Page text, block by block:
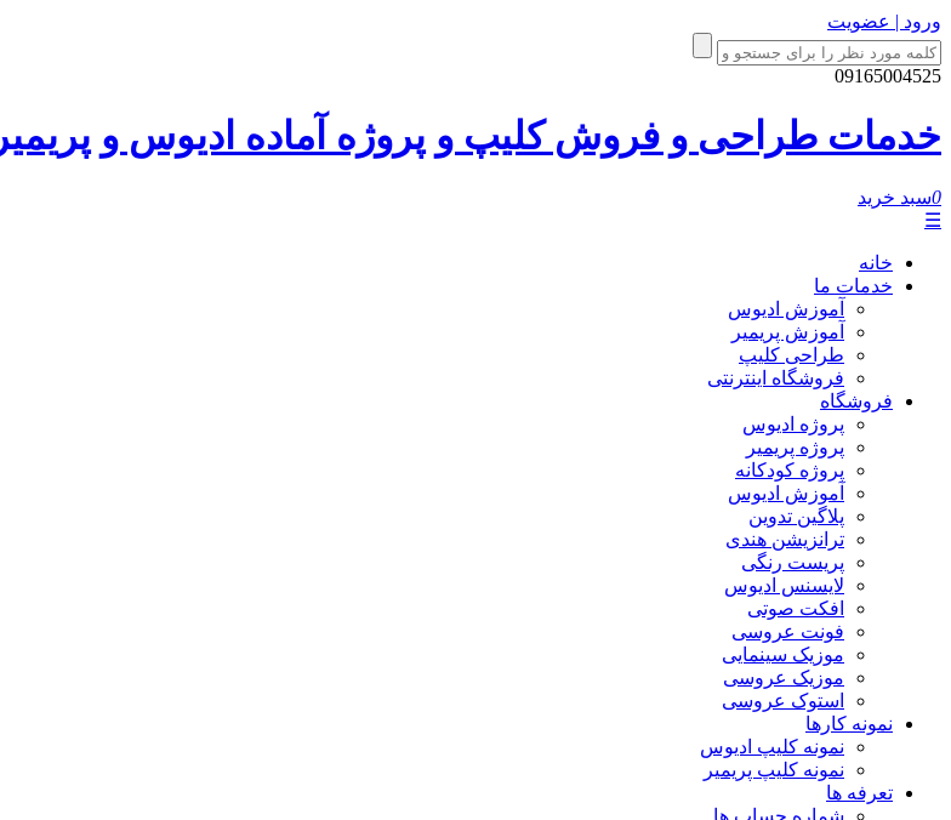
ورود | عضویت
09165004525
خدمات طراحی و فروش کلیپ و پروژه آماده ادیوس و پریمیر
0سبد خرید
☰
خانه
خدمات ما
آموزش ادیوس
آموزش پریمیر
طراحی کلیپ
فروشگاه اینترنتی
فروشگاه
پروژه ادیوس
پروژه پریمیر
پروژه کودکانه
آموزش ادیوس
پلاگین تدوین
ترانزیشن هندی
پریست رنگی
لایسنس ادیوس
افکت صوتی
فونت عروسی
موزیک سینمایی
موزیک عروسی
استوک عروسی
نمونه کارها
نمونه کلیپ ادیوس
نمونه کلیپ پریمیر
تعرفه ها
شماره حساب ها